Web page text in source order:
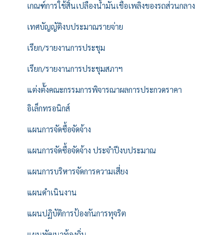
เกณฑ์การใช้สิ้นเปลืองน้ำมันเชื้อเพลิงของรถส่วนกลาง
เทศบัญญัติงบประมาณรายจ่าย
เรียก/รายงานการประชุม
เรียก/รายงานการประชุมสภาฯ
แต่งตั้งคณะกรรมการพิจารณาผลการประกวดราคา
อิเล็กทรอนิกส์
แผนการจัดซื้อจัดจ้าง
แผนการจัดซื้อจัดจ้าง ประจำปีงบประมาณ
แผนการบริหารจัดการความเสี่ยง
แผนดำเนินงาน
แผนปฏิบัติการป้องกันการทุจริต